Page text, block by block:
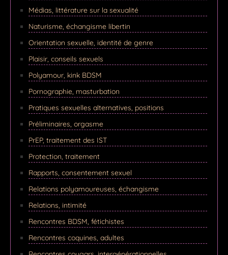
Médias, littérature sur la sexualité
Naturisme, échangisme libertin
Orientation sexuelle, identité de genre
Plaisir, conseils sexuels
Polyamour, kink BDSM
Pornographie, masturbation
Pratiques sexuelles alternatives, positions
Préliminaires, orgasme
PrEP, traitement des IST
Protection, traitement
Rapports, consentement sexuel
Relations polyamoureuses, échangisme
Relations, intimité
Rencontres BDSM, fétichistes
Rencontres coquines, adultes